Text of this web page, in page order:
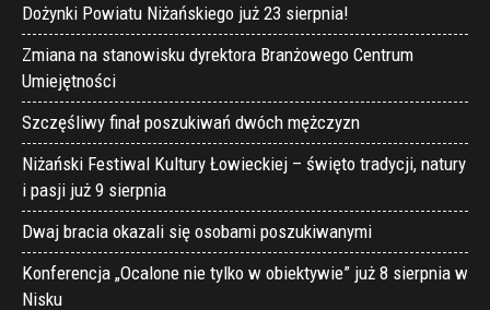
Dożynki Powiatu Niżańskiego już 23 sierpnia!
Zmiana na stanowisku dyrektora Branżowego Centrum
Umiejętności
Szczęśliwy finał poszukiwań dwóch mężczyzn
Niżański Festiwal Kultury Łowieckiej – święto tradycji, natury
i pasji już 9 sierpnia
Dwaj bracia okazali się osobami poszukiwanymi
Konferencja „Ocalone nie tylko w obiektywie” już 8 sierpnia w
Nisku